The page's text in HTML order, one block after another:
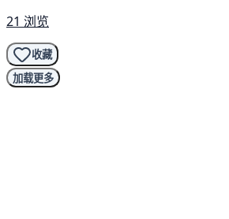
21 浏览
收藏
加载更多